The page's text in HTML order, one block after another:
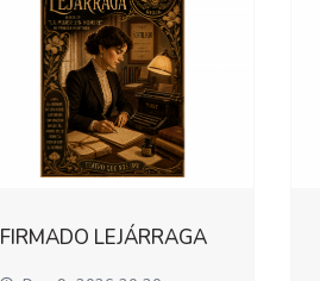
FIRMADO LEJÁRRAGA